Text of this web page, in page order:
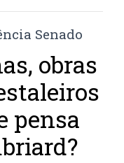
obras
pensa